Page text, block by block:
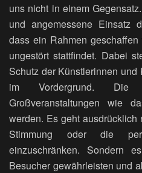
uns nicht in einem
und angemessene Einsatz
dass ein Rahmen
ungestört stattfindet. Dabei
Schutz der Künstlerinnen
im Vordergrund. Die
Großveranstaltungen wie
werden. Es geht
Stimmung oder die
einzuschränken. Sondern
Besucher gewährleisten und